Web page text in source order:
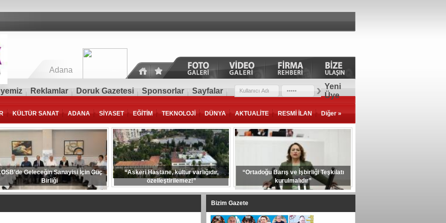
Adana
Reklamlar Doruk Gazetesi Sponsorlar Sayfalar
Yeni
Üye
KÜLTÜR SANAT ADANA SİYASET EĞİTİM TEKNOLOJİ DÜNYA AKTUALİTE RESMİ İLAN Diğer »
Geleceğin Sanayisi İçin Güç
Birliği
“Askeri Hastane, kültür varlığıdır,
özelleştirilemez!”
“Ortadoğu Barış ve İşbirliği Teşkilatı
kurulmalıdır”
Bizim Gazete